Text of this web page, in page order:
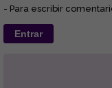
- Para escribir
Entrar